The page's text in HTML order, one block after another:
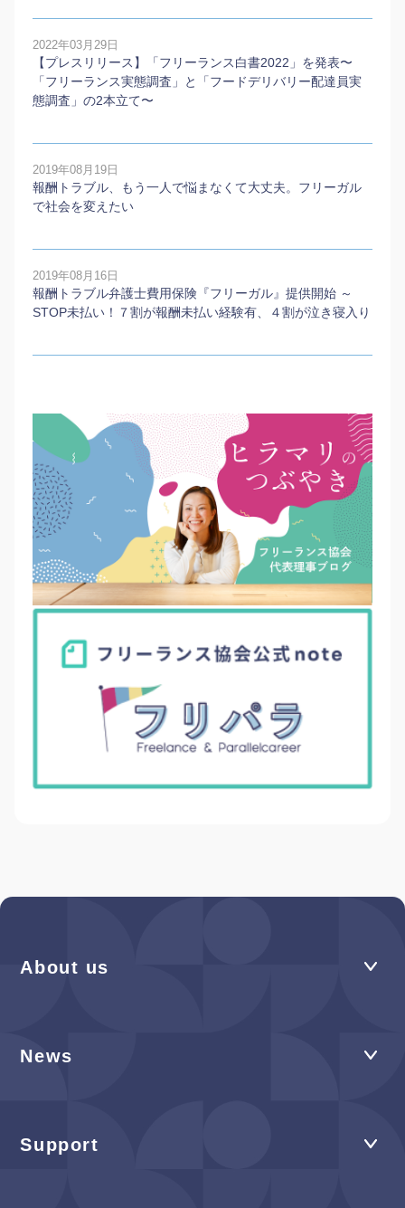
2022年03月29日
【プレスリリース】「フリーランス白書2022」を発表〜
「フリーランス実態調査」と「フードデリバリー配達員実
態調査」の2本⽴て〜
2019年08月19日
報酬トラブル、もう一人で悩まなくて大丈夫。フリーガル
で社会を変えたい
2019年08月16日
報酬トラブル弁護士費用保険『フリーガル』提供開始 ～
STOP未払い！７割が報酬未払い経験有、４割が泣き寝入り
About us
News
Support